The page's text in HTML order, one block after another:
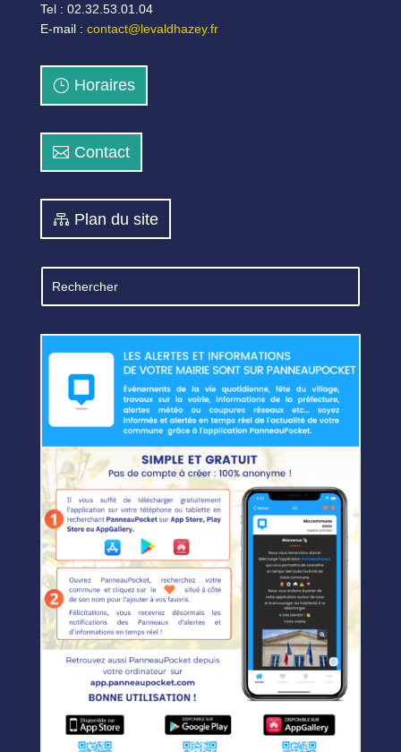
Tel : 02.32.53.01.04
E-mail : contact@levaldhazey.fr
Horaires
Contact
Plan du site